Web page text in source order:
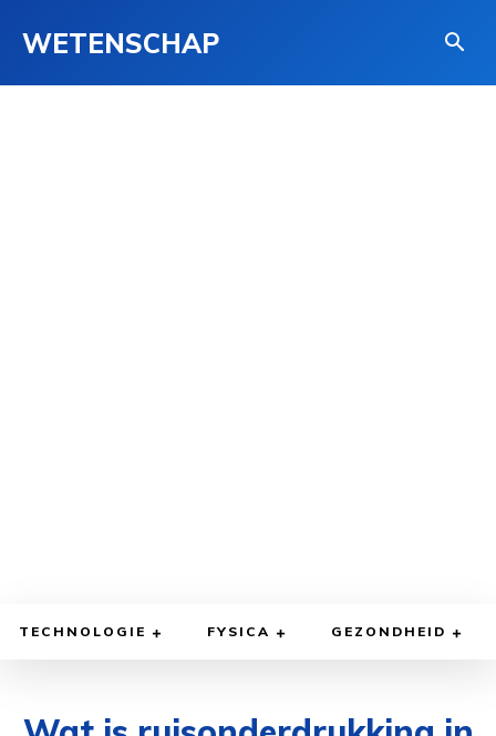
WETENSCHAP
TECHNOLOGIE FYSICA GEZONDHEID